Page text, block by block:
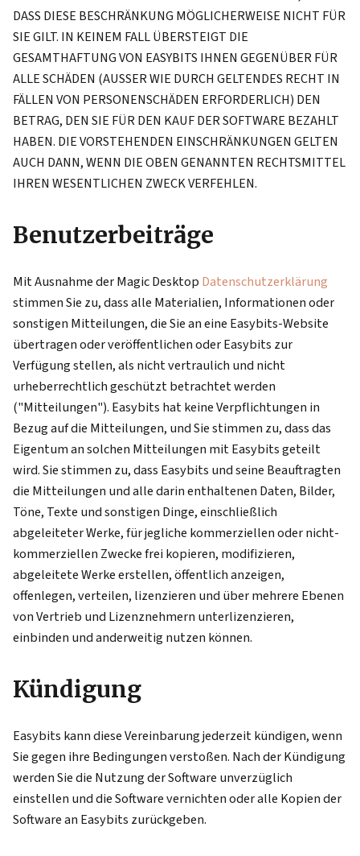
DASS DIESE BESCHRÄNKUNG MÖGLICHERWEISE NICHT FÜR
SIE GILT. IN KEINEM FALL ÜBERSTEIGT DIE
GESAMTHAFTUNG VON EASYBITS IHNEN GEGENÜBER FÜR
ALLE SCHÄDEN (AUSSER WIE DURCH GELTENDES RECHT IN
FÄLLEN VON PERSONENSCHÄDEN ERFORDERLICH) DEN
BETRAG, DEN SIE FÜR DEN KAUF DER SOFTWARE BEZAHLT
HABEN. DIE VORSTEHENDEN EINSCHRÄNKUNGEN GELTEN
AUCH DANN, WENN DIE OBEN GENANNTEN RECHTSMITTEL
IHREN WESENTLICHEN ZWECK VERFEHLEN.
Benutzerbeiträge
Mit Ausnahme der Magic Desktop Datenschutzerklärung
stimmen Sie zu, dass alle Materialien, Informationen oder
sonstigen Mitteilungen, die Sie an eine Easybits-Website
übertragen oder veröffentlichen oder Easybits zur
Verfügung stellen, als nicht vertraulich und nicht
urheberrechtlich geschützt betrachtet werden
("Mitteilungen"). Easybits hat keine Verpflichtungen in
Bezug auf die Mitteilungen, und Sie stimmen zu, dass das
Eigentum an solchen Mitteilungen mit Easybits geteilt
wird. Sie stimmen zu, dass Easybits und seine Beauftragten
die Mitteilungen und alle darin enthaltenen Daten, Bilder,
Töne, Texte und sonstigen Dinge, einschließlich
abgeleiteter Werke, für jegliche kommerziellen oder nicht-
kommerziellen Zwecke frei kopieren, modifizieren,
abgeleitete Werke erstellen, öffentlich anzeigen,
offenlegen, verteilen, lizenzieren und über mehrere Ebenen
von Vertrieb und Lizenznehmern unterlizenzieren,
einbinden und anderweitig nutzen können.
Kündigung
Easybits kann diese Vereinbarung jederzeit kündigen, wenn
Sie gegen ihre Bedingungen verstoßen. Nach der Kündigung
werden Sie die Nutzung der Software unverzüglich
einstellen und die Software vernichten oder alle Kopien der
Software an Easybits zurückgeben.